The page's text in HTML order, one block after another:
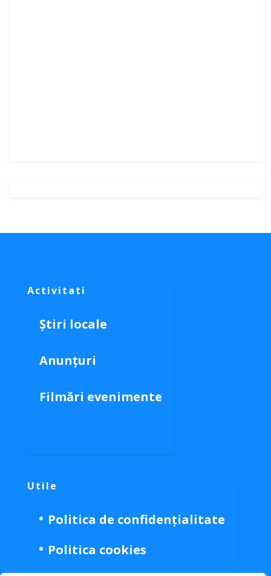
Activitati
Știri locale
Anunțuri
Filmări evenimente
Utile
Politica de confidențialitate
Politica cookies